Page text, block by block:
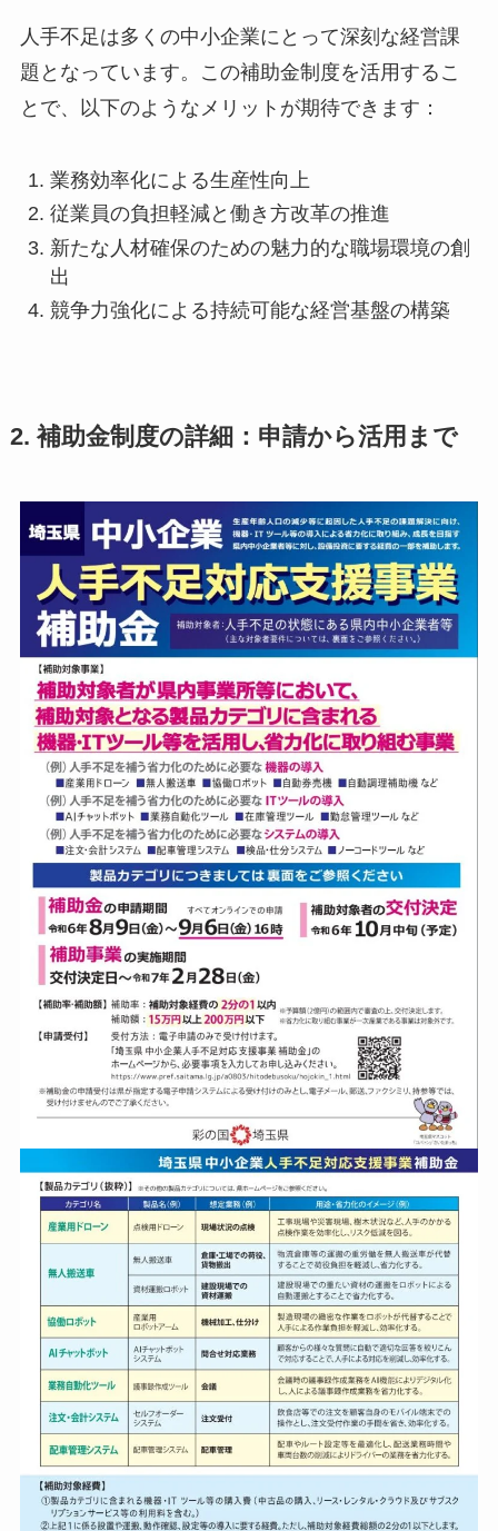
人手不足は多くの中小企業にとって深刻な経営課
題となっています。この補助金制度を活用するこ
とで、以下のようなメリットが期待できます：
業務効率化による生産性向上
従業員の負担軽減と働き方改革の推進
新たな人材確保のための魅力的な職場環境の創
出
競争力強化による持続可能な経営基盤の構築
2. 補助金制度の詳細：申請から活用まで